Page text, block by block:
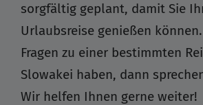
sorgfältig geplant, damit Sie
Urlaubsreise genießen
Fragen zu einer bestimmten
Slowakei haben, dann
Wir helfen Ihnen gerne weiter!